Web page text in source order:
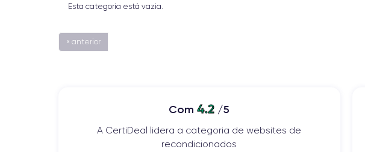
Esta categoria está vazia.
« anterior
Com4.2 /5
A CertiDeal lidera a categoria de websites de
recondicionados